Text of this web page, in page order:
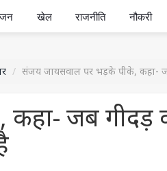
खेल राजनीति नौकरी
संजय जायसवाल पर भड़के पीके, कहा-
जब गीदड़